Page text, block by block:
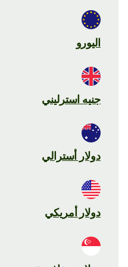
اليورو
جنيه استرليني
دولار أسترالي
دولار أمريكي